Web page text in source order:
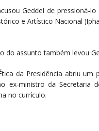
Geddel de pressioná-
e Artístico Nacional
do assunto também levou
da Presidência abriu um
ex-ministro da Secretaria
no currículo.